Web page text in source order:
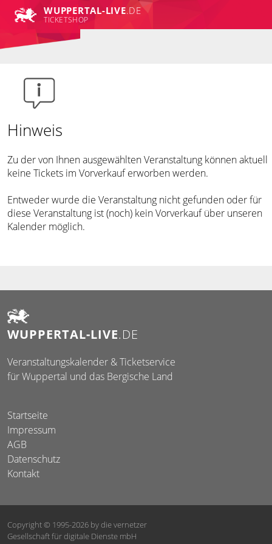
WUPPERTAL-LIVE.DE
TICKETSHOP
Hinweis
Zu der von Ihnen ausgewählten Veranstaltung können aktuell
keine Tickets im Vorverkauf erworben werden.
Entweder wurde die Veranstaltung nicht gefunden oder für
diese Veranstaltung ist (noch) kein Vorverkauf über unseren
Kalender möglich.
WUPPERTAL-LIVE.DE
Veranstaltungskalender & Ticketservice
für Wuppertal und das Bergische Land
Startseite
Impressum
AGB
Datenschutz
Kontakt
Copyright © 1995-2026 by die vernetzer
Gesellschaft für digitale Dienste mbH